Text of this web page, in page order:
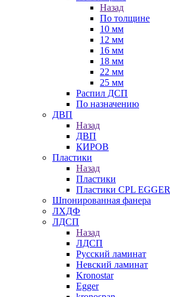
Назад
По толщине
10 мм
12 мм
16 мм
18 мм
22 мм
25 мм
Распил ДСП
По назначению
ДВП
Назад
ДВП
КИРОВ
Пластики
Назад
Пластики
Пластики CPL EGGER
Шпонированная фанера
ЛХДФ
ЛДСП
Назад
ЛДСП
Русский ламинат
Невский ламинат
Kronostar
Egger